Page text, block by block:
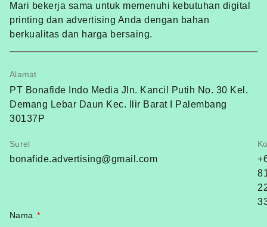
Mari bekerja sama untuk memenuhi kebutuhan digital
printing dan advertising Anda dengan bahan
berkualitas dan harga bersaing.
Alamat
PT Bonafide Indo Media Jln. Kancil Putih No. 30 Kel.
Demang Lebar Daun Kec. Ilir Barat I Palembang
30137P
Surel
bonafide.advertising@gmail.com
Nama